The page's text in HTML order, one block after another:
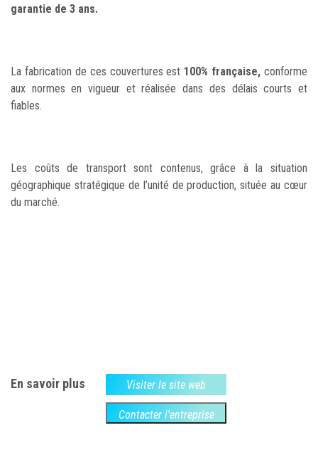
garantie de 3 ans.
La fabrication de ces couvertures est 100% française, conforme
aux normes en vigueur et réalisée dans des délais courts et
fiables.
Les coûts de transport sont contenus, grâce à la situation
géographique stratégique de l’unité de production, située au cœur
du marché.
En savoir plus Visiter le site web
Contacter l'entreprise